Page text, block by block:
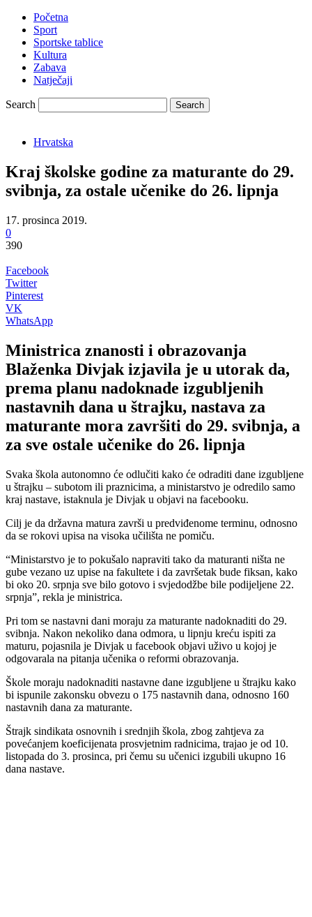
Početna
Sport
Sportske tablice
Kultura
Zabava
Natječaji
Search
Hrvatska
Kraj školske godine za maturante do 29.
svibnja, za ostale učenike do 26. lipnja
17. prosinca 2019.
0
390
Facebook
Twitter
Pinterest
VK
WhatsApp
Ministrica znanosti i obrazovanja
Blaženka Divjak izjavila je u utorak da,
prema planu nadoknade izgubljenih
nastavnih dana u štrajku, nastava za
maturante mora završiti do 29. svibnja, a
za sve ostale učenike do 26. lipnja
Svaka škola autonomno će odlučiti kako će odraditi dane izgubljene
u štrajku – subotom ili praznicima, a ministarstvo je odredilo samo
kraj nastave, istaknula je Divjak u objavi na facebooku.
Cilj je da državna matura završi u predviđenome terminu, odnosno
da se rokovi upisa na visoka učilišta ne pomiču.
“Ministarstvo je to pokušalo napraviti tako da maturanti ništa ne
gube vezano uz upise na fakultete i da završetak bude fiksan, kako
bi oko 20. srpnja sve bilo gotovo i svjedodžbe bile podijeljene 22.
srpnja”, rekla je ministrica.
Pri tom se nastavni dani moraju za maturante nadoknaditi do 29.
svibnja. Nakon nekoliko dana odmora, u lipnju kreću ispiti za
maturu, pojasnila je Divjak u facebook objavi uživo u kojoj je
odgovarala na pitanja učenika o reformi obrazovanja.
Škole moraju nadoknaditi nastavne dane izgubljene u štrajku kako
bi ispunile zakonsku obvezu o 175 nastavnih dana, odnosno 160
nastavnih dana za maturante.
Štrajk sindikata osnovnih i srednjih škola, zbog zahtjeva za
povećanjem koeficijenata prosvjetnim radnicima, trajao je od 10.
listopada do 3. prosinca, pri čemu su učenici izgubili ukupno 16
dana nastave.